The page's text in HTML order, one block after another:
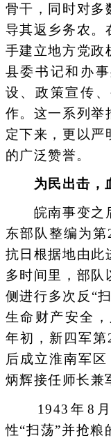
骨干，同时对多
导其返乡务农。
手建立地方党政
县委书记和办
设、政策宣传
作。这一系列举
定下来，更以严
的广泛赞誉。
为民出击，
皖南事变之后
东部队整编为
抗日根据地由此
多时间里，部队
侧进行多次反“
生命财产安全
年初，新四军
后成立淮南军
炳辉接任师长兼
1943年8月
性“扫荡”并抢